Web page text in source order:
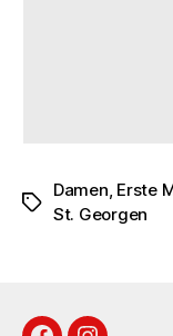
Schlagwörter
Damen, Erste
St. Georgen